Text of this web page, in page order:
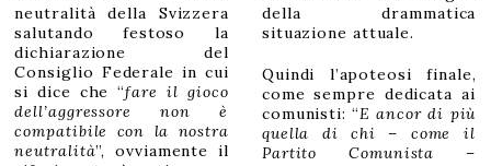
neutralità della Svizzera
salutando festoso la
dichiarazione del
Consiglio Federale in cui
si dice che “fare il gioco
dell’aggressore non è
compatibile con la nostra
neutralità”, ovviamente il
della drammatica
situazione attuale.
Quindi l’apoteosi finale,
come sempre dedicata ai
comunisti: “E ancor di più
quella di chi – come il
Partito Comunista –